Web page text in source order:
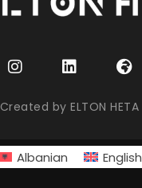
Created by ELTON HETA
Albanian English